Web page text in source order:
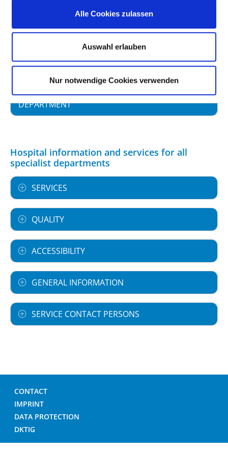
Alle Cookies zulassen
Auswahl erlauben
Nur notwendige Cookies verwenden
MEDICAL SERVICE OFFERING WITH CASE
NUMBERS
FURTHER INFORMATION ABOUT THE
DEPARTMENT
Hospital information and services for all
specialist departments
SERVICES
QUALITY
ACCESSIBILITY
GENERAL INFORMATION
SERVICE CONTACT PERSONS
CONTACT
IMPRINT
DATA PROTECTION
DKTIG